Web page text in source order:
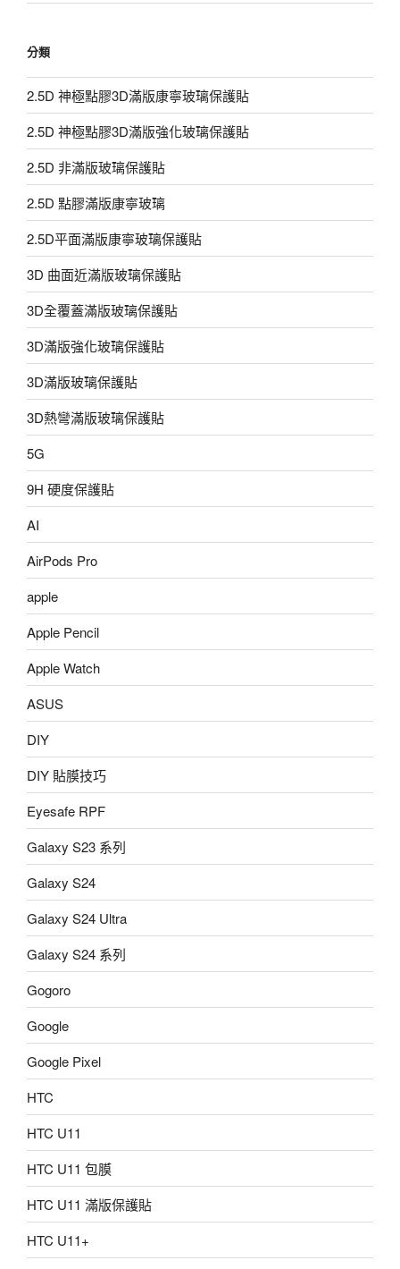
分類
2.5D 神極點膠3D滿版康寧玻璃保護貼
2.5D 神極點膠3D滿版強化玻璃保護貼
2.5D 非滿版玻璃保護貼
2.5D 點膠滿版康寧玻璃
2.5D平面滿版康寧玻璃保護貼
3D 曲面近滿版玻璃保護貼
3D全覆蓋滿版玻璃保護貼
3D滿版強化玻璃保護貼
3D滿版玻璃保護貼
3D熱彎滿版玻璃保護貼
5G
9H 硬度保護貼
AI
AirPods Pro
apple
Apple Pencil
Apple Watch
ASUS
DIY
DIY 貼膜技巧
Eyesafe RPF
Galaxy S23 系列
Galaxy S24
Galaxy S24 Ultra
Galaxy S24 系列
Gogoro
Google
Google Pixel
HTC
HTC U11
HTC U11 包膜
HTC U11 滿版保護貼
HTC U11+